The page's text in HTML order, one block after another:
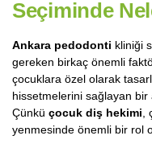
Seçiminde
Ankara pedodonti kliniği
gereken birkaç önemli
çocuklara özel olarak
hissetmelerini sağlayan bir
Çünkü çocuk diş hekimi
yenmesinde önemli bir rol